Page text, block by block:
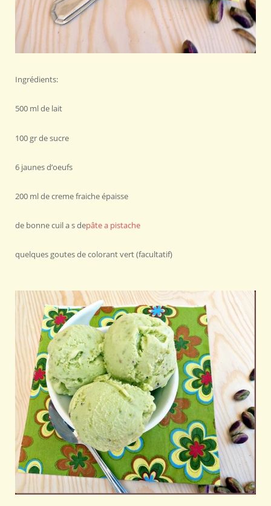
Ingrédients:
500 ml de lait
100 gr de sucre
6 jaunes d’oeufs
200 ml de creme fraiche épaisse
de bonne cuil a s depâte a pistache
quelques goutes de colorant vert (facultatif)